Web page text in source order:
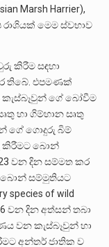
Marsh Harrier),
රාශියක් මෙම ස්වභාව
කිරීම සඳහා
තිබේ. එපමණක්
කැස්බෑවුන් ගේ බෝවීම
හා ගිම්හාන සෘතු
ගේ ගොදුරු බිම්
කිරීමට බොන්
වන දින සම්මත කර
බොන් සම්මුතියට
species of wild
වන දින අත්සන් තබා
වන කැස්බෑවුන් හා
අන්තර් ජාතික ව